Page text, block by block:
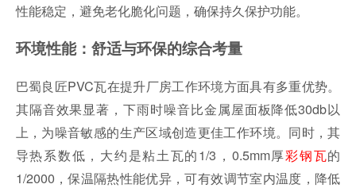
性能稳定，避免老化脆化问题，确保持久保护功能。
环境性能：舒适与环保的综合考量
巴蜀良匠PVC瓦在提升厂房工作环境方面具有多重优势。
其隔音效果显著，下雨时噪音比金属屋面板降低30db以
上，为噪音敏感的生产区域创造更佳工作环境。同时，其
导热系数低，大约是粘土瓦的1/3，0.5mm厚彩钢瓦的
1/2000，保温隔热性能优异，可有效调节室内温度，降低